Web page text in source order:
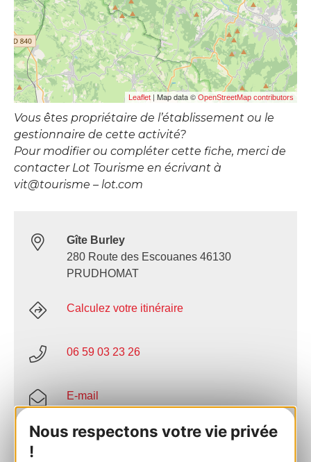
Nous respectons votre vie privée
!
Leaflet | Map data © OpenStreetMap contributors
Vous êtes propriétaire de l’établissement ou le
gestionnaire de cette activité?
Pour modifier ou compléter cette fiche, merci de
contacter Lot Tourisme en écrivant à
vit@tourisme – lot.com
Gîte Burley
280 Route des Escouanes 46130
PRUDHOMAT
Calculez votre itinéraire
06 59 03 23 26
E-mail
Site internet